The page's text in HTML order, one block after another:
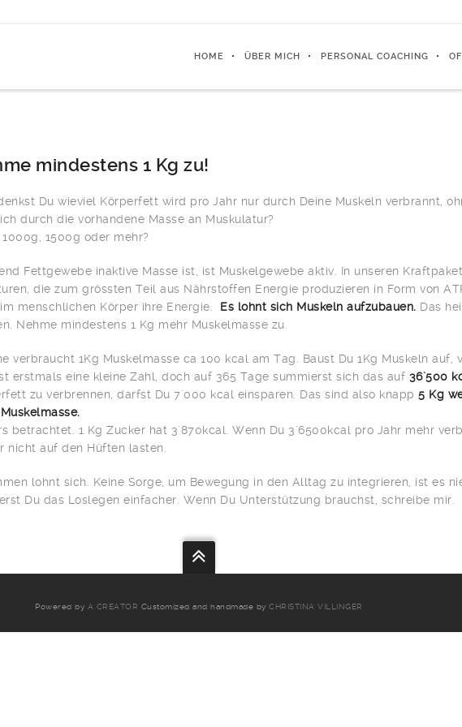
HOME ÜBER MICH PERSONAL COACHING
mindestens 1 Kg zu!
Du wieviel Körperfett wird pro Jahr nur durch Deine Muskeln verbrannt,
durch die vorhandene Masse an Muskulatur?
1500g oder mehr?
Fettgewebe inaktive Masse ist, ist Muskelgewebe aktiv. In unseren
die zum grössten Teil aus Nährstoffen Energie produzieren in Form von
menschlichen Körper ihre Energie. Es lohnt sich Muskeln aufzubauen. Das
Nehme mindestens 1 Kg mehr Muskelmasse zu.
verbraucht 1Kg Muskelmasse ca 100 kcal am Tag. Baust Du 1Kg Muskeln auf,
erstmals eine kleine Zahl, doch auf 365 Tage summierst sich das auf 36`500
zu verbrennen, darfst Du 7`000 kcal einsparen. Das sind also knapp 5 Kg
betrachtet. 1 Kg Zucker hat 3`870kcal. Wenn Du 3`6500kcal pro Jahr mehr
nicht auf den Hüften lasten.
lohnt sich. Keine Sorge, um Bewegung in den Alltag zu integrieren, ist es
Du das Loslegen einfacher. Wenn Du Unterstützung brauchst, schreibe mir.
Powered by A CREATOR Customized and handmade byCHRISTINA VILLINGER